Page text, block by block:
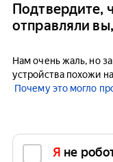
Подтвердите,
отправляли
Нам очень жаль, но
устройства похожи
Почему это могло
Я не